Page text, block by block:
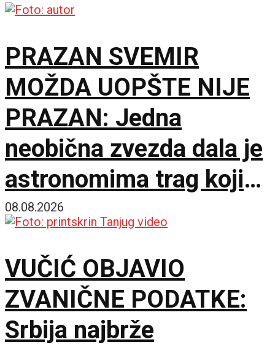
PRAZAN SVEMIR
MOŽDA UOPŠTE NIJE
PRAZAN: Jedna
neobična zvezda dala je
astronomima trag koji
čekaju decenijama
08.08.2026
VUČIĆ OBJAVIO
ZVANIČNE PODATKE:
Srbija najbrže